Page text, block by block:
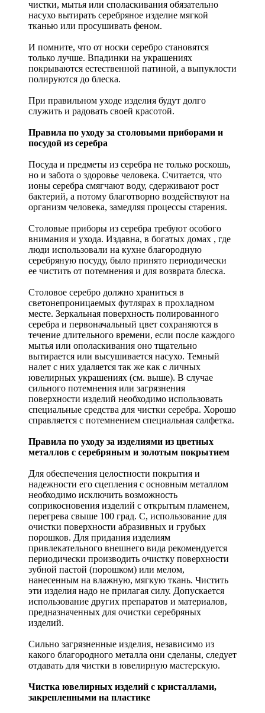
чистки, мытья или споласкивания обязательно
насухо вытирать серебряное изделие мягкой
тканью или просушивать феном.
И помните, что от носки серебро становятся
только лучше. Впадинки на украшениях
покрываются естественной патиной, а выпуклости
полируются до блеска.
При правильном уходе изделия будут долго
служить и радовать своей красотой.
Правила по уходу за столовыми приборами и
посудой из серебра
Посуда и предметы из серебра не только роскошь,
но и забота о здоровье человека. Считается, что
ионы серебра смягчают воду, сдерживают рост
бактерий, а потому благотворно воздействуют на
организм человека, замедляя процессы старения.
Столовые приборы из серебра требуют особого
внимания и ухода. Издавна, в богатых домах , где
люди использовали на кухне благородную
серебряную посуду, было принято периодически
ее чистить от потемнения и для возврата блеска.
Столовое серебро должно храниться в
светонепроницаемых футлярах в прохладном
месте. Зеркальная поверхность полированного
серебра и первоначальный цвет сохраняются в
течение длительного времени, если после каждого
мытья или ополаскивания оно тщательно
вытирается или высушивается насухо. Темный
налет с них удаляется так же как с личных
ювелирных украшениях (см. выше). В случае
сильного потемнения или загрязнения
поверхности изделий необходимо использовать
специальные средства для чистки серебра. Хорошо
справляется с потемнением специальная салфетка.
Правила по уходу за изделиями из цветных
металлов с серебряным и золотым покрытием
Для обеспечения целостности покрытия и
надежности его сцепления с основным металлом
необходимо исключить возможность
соприкосновения изделий с открытым пламенем,
перегрева свыше 100 град. С, использование для
очистки поверхности абразивных и грубых
порошков. Для придания изделиям
привлекательного внешнего вида рекомендуется
периодически производить очистку поверхности
зубной пастой (порошком) или мелом,
нанесенным на влажную, мягкую ткань. Чистить
эти изделия надо не прилагая силу. Допускается
использование других препаратов и материалов,
предназначенных для очистки серебряных
изделий.
Сильно загрязненные изделия, независимо из
какого благородного металла они сделаны, следует
отдавать для чистки в ювелирную мастерскую.
Чистка ювелирных изделий с кристаллами,
закрепленными на пластике